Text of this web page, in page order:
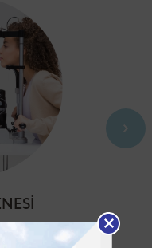
önce herhangi bir